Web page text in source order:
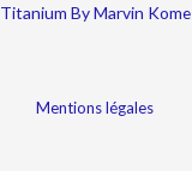
Titanium By Marvin Kome
Mentions légales